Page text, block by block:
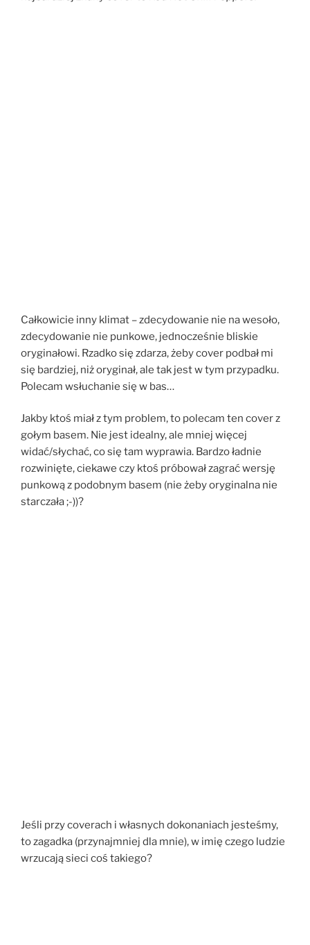
Całkowicie inny klimat – zdecydowanie nie na wesoło,
zdecydowanie nie punkowe, jednocześnie bliskie
oryginałowi. Rzadko się zdarza, żeby cover podbał mi
się bardziej, niż oryginał, ale tak jest w tym przypadku.
Polecam wsłuchanie się w bas…
Jakby ktoś miał z tym problem, to polecam ten cover z
gołym basem. Nie jest idealny, ale mniej więcej
widać/słychać, co się tam wyprawia. Bardzo ładnie
rozwinięte, ciekawe czy ktoś próbował zagrać wersję
punkową z podobnym basem (nie żeby oryginalna nie
starczała ;-))?
Jeśli przy coverach i własnych dokonaniach jesteśmy,
to zagadka (przynajmniej dla mnie), w imię czego ludzie
wrzucają sieci coś takiego?